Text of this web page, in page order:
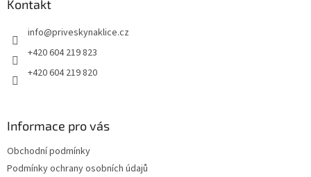
Kontakt
info@priveskynaklice.cz
+420 604 219 823
+420 604 219 820
Informace pro vás
Obchodní podmínky
Podmínky ochrany osobních údajů